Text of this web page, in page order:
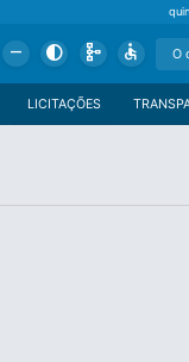
Remove Contrast Schema Accessible
LICITAÇÕES